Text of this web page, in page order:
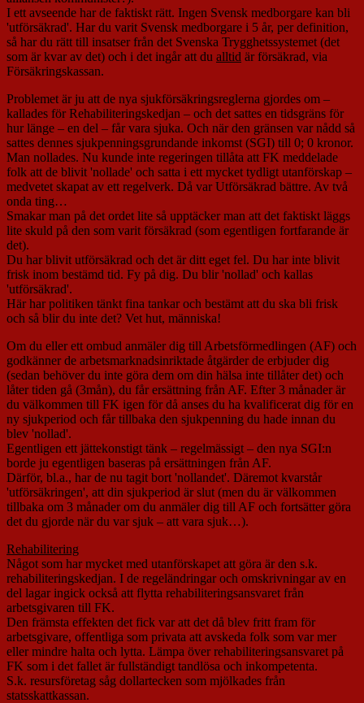
I ett avseende har de faktiskt rätt. Ingen Svensk medborgare kan bli
'utförsäkrad'. Har du varit Svensk medborgare i 5 år, per definition,
så har du rätt till insatser från det Svenska Trygghetssystemet (det
som är kvar av det) och i det ingår att du alltid är försäkrad, via
Försäkringskassan.
Problemet är ju att de nya sjukförsäkringsreglerna gjordes om –
kallades för Rehabiliteringskedjan – och det sattes en tidsgräns för
hur länge – en del – får vara sjuka. Och när den gränsen var nådd så
sattes dennes sjukpenningsgrundande inkomst (SGI) till 0; 0 kronor.
Man nollades. Nu kunde inte regeringen tillåta att FK meddelade
folk att de blivit 'nollade' och satta i ett mycket tydligt utanförskap –
medvetet skapat av ett regelverk. Då var Utförsäkrad bättre. Av två
onda ting…
Smakar man på det ordet lite så upptäcker man att det faktiskt läggs
lite skuld på den som varit försäkrad (som egentligen fortfarande är
det).
Du har blivit utförsäkrad och det är ditt eget fel. Du har inte blivit
frisk inom bestämd tid. Fy på dig. Du blir 'nollad' och kallas
'utförsäkrad'.
Här har politiken tänkt fina tankar och bestämt att du ska bli frisk
och så blir du inte det? Vet hut, människa!
Om du eller ett ombud anmäler dig till Arbetsförmedlingen (AF) och
godkänner de arbetsmarknadsinriktade åtgärder de erbjuder dig
(sedan behöver du inte göra dem om din hälsa inte tillåter det) och
låter tiden gå (3mån), du får ersättning från AF. Efter 3 månader är
du välkommen till FK igen för då anses du ha kvalificerat dig för en
ny sjukperiod och får tillbaka den sjukpenning du hade innan du
blev 'nollad'.
Egentligen ett jättekonstigt tänk – regelmässigt – den nya SGI:n
borde ju egentligen baseras på ersättningen från AF.
Därför, bl.a., har de nu tagit bort 'nollandet'. Däremot kvarstår
'utförsäkringen', att din sjukperiod är slut (men du är välkommen
tillbaka om 3 månader om du anmäler dig till AF och fortsätter göra
det du gjorde när du var sjuk – att vara sjuk…).
Rehabilitering
Något som har mycket med utanförskapet att göra är den s.k.
rehabiliteringskedjan. I de regeländringar och omskrivningar av en
del lagar ingick också att flytta rehabiliteringsansvaret från
arbetsgivaren till FK.
Den främsta effekten det fick var att det då blev fritt fram för
arbetsgivare, offentliga som privata att avskeda folk som var mer
eller mindre halta och lytta. Lämpa över rehabiliteringsansvaret på
FK som i det fallet är fullständigt tandlösa och inkompetenta.
S.k. resursföretag såg dollartecken som mjölkades från
statsskattkassan.